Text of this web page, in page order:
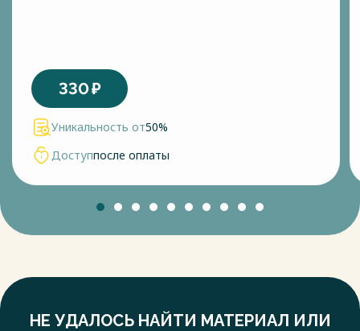
330₽
Уникальность от50%
Доступпосле оплаты
НЕ УДАЛОСЬ НАЙТИ МАТЕРИАЛ ИЛИ